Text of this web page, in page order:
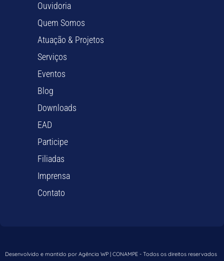
Ouvidoria
Quem Somos
Atuação & Projetos
Serviços
Eventos
Blog
Downloads
EAD
Participe
Filiadas
Imprensa
Contato
Desenvolvido e mantido por Agência WP | CONAMPE - Todos os direitos reservados